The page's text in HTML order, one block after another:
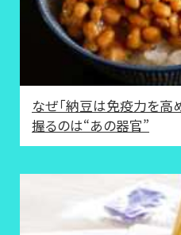
なぜ「納豆は免疫力を高
握るのは“あの器官”